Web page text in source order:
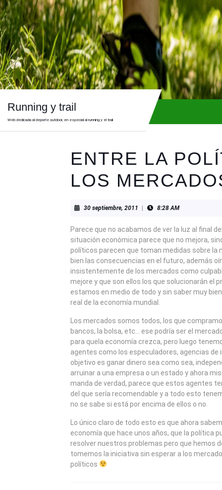
Skip
to
content
Running y trail
Web dedicada al deporte outdoor, en especial al running y el trail
ENTRE LA
LOS
30 septiembre, 2011 30
8:28 AM
Parece que no acabamos de ver la luz al final
situación económica parece que no mejora,
políticos parecen que toman medidas sobre la
bien las consecuencias en el futuro, además
insistentemente de los mercados como
mejore y que son ellos los que solucionarán el
estamos en medio de todo y sin saber muy
real de la economía mundial.
Los mercados somos todos, los que
bancos, la bolsa, etc… ese podría ser el
para quela economía crezca, pero luego
agentes como los especuladores, agencias de
objetivo es ganar dinero sea como sea,
arruinar a una empresa o un estado y ahora
manda de verdad, parece que estos agentes
del que sería recomendable y a todo esto
no se sabe si está por encima de ellos o no.
Lo único claro de todo esto es que ahora
economía que hace unos años, que la política
resolver nuestros problemas pero que hemos
tomemos la iniciativa sin esperar a los
políticos